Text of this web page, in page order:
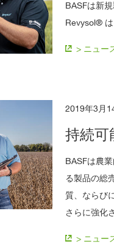
BASFは新
Revysol® は
> ニュー
2019年3月
持続
BASFは農
る製品の総
質、ならび
さらに強化
> ニュー